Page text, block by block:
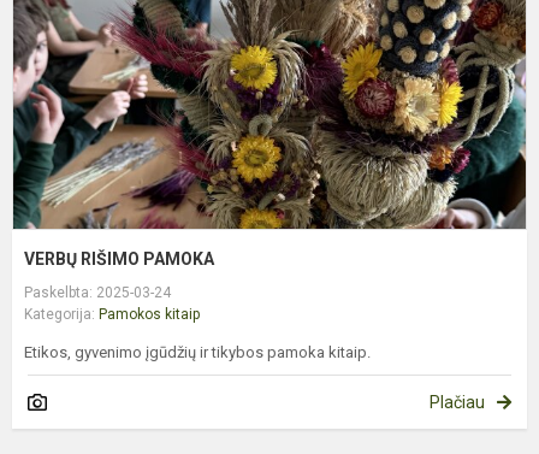
VERBŲ RIŠIMO PAMOKA
Paskelbta: 2025-03-24
Kategorija: Pamokos kitaip
Etikos, gyvenimo įgūdžių ir tikybos pamoka kitaip.
Plačiau